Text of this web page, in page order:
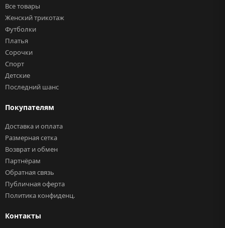
Все товары
Женский трикотаж
Футболки
Платья
Сорочки
Спорт
Детские
Последний шанс
Покупателям
Доставка и оплата
Размерная сетка
Возврат и обмен
Партнёрам
Обратная связь
Публичная оферта
Политика конфиденц.
Контакты